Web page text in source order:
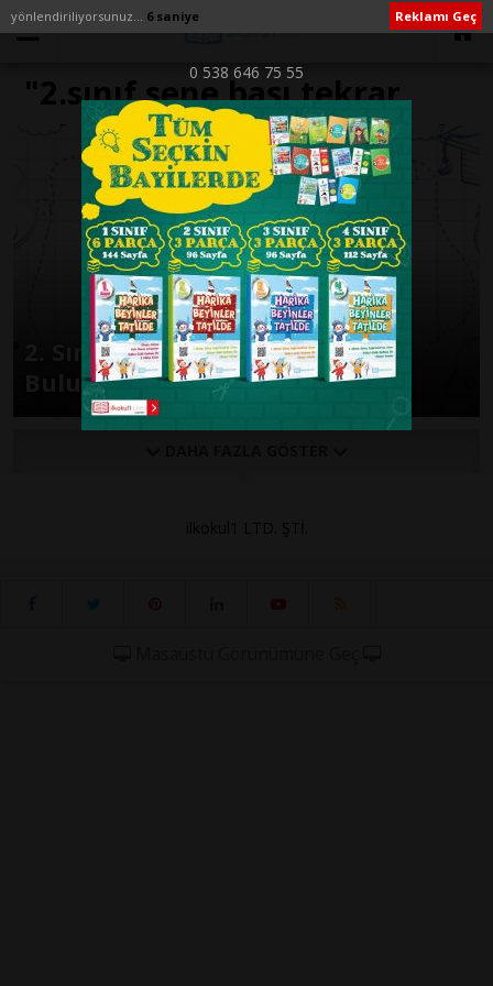
yönlendiriliyorsunuz... 6 saniye Reklamı Geç
0 538 646 75 55
"2.sınıf sene başı tekrar
çalışmaları" ile İlişikli yazılar
2. Sınıflar Sene Başı Hazır
Bulunuşluk Sınavı